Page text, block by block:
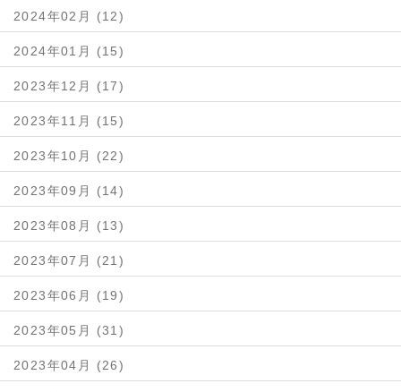
2024年02月 (12)
2024年01月 (15)
2023年12月 (17)
2023年11月 (15)
2023年10月 (22)
2023年09月 (14)
2023年08月 (13)
2023年07月 (21)
2023年06月 (19)
2023年05月 (31)
2023年04月 (26)